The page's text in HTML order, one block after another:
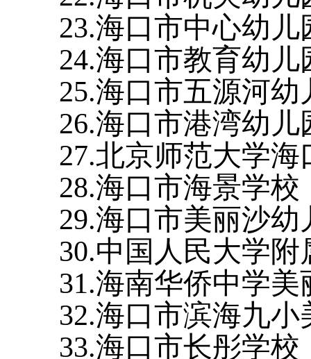
23.海口市中心幼儿
24.海口市教育幼儿
25.海口市五源河幼
26.海口市港湾幼儿
27.北京师范大学海
28.海口市海景学校
29.海口市美丽沙幼
30.中国人民大学
31.海南华侨中学美
32.海口市滨海九
33.海口市长彤学校